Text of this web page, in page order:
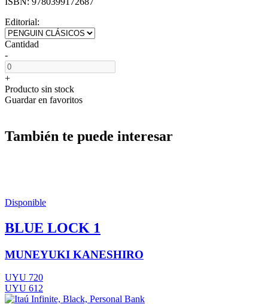
Editorial:
Cantidad
-
+
Producto sin stock
Guardar en favoritos
También te puede interesar
Disponible
BLUE LOCK 1
MUNEYUKI KANESHIRO
UYU 720
UYU 612